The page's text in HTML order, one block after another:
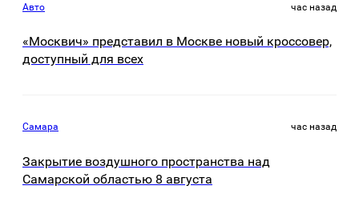
Авто час назад
«Москвич» представил в Москве новый кроссовер,
доступный для всех
Самара час назад
Закрытие воздушного пространства над
Самарской областью 8 августа